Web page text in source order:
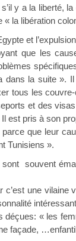
y a la liberté,
« la libération
et l’expulsion
que les
dans la suite
tous les
et des
est pris à son
que leur
Tunisiens ».
émaillés
c’est une
« les
façade,